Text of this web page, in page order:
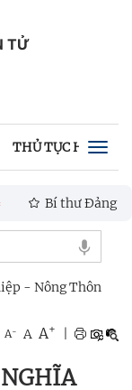
TỬ
THỦ TỤC HÀNH
xã Tư Nghĩa
điểm trên địa
- Nông Thôn
A- A A+